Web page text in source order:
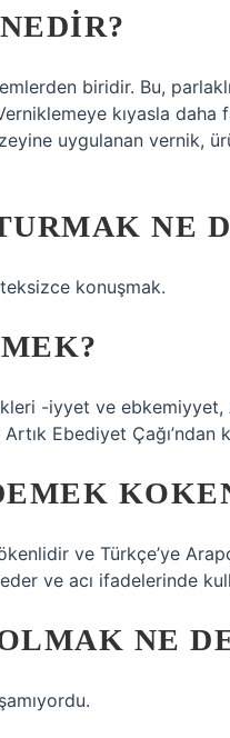
biridir. Bu,
kıyasla daha
uygulanan vernik,
NE
konuşmak.
Ebediyet Çağı’ndan
ve Türkçe’ye
ve acı ifadelerinde
NE